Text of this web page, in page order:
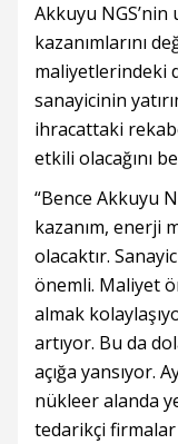
Akkuyu
kazanımlarını
maliyetlerindeki
sanayicinin
ihracattaki
etkili olacağını
“Bence Akkuyu
kazanım, enerji
olacaktır.
önemli. Maliyet
almak
artıyor. Bu da
açığa yansıyor.
nükleer alanda
tedarikçi firmalar